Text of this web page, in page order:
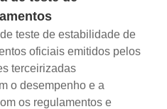
teste de estabilidade de
oficiais emitidos pelos
terceirizadas
o desempenho e a
os regulamentos e